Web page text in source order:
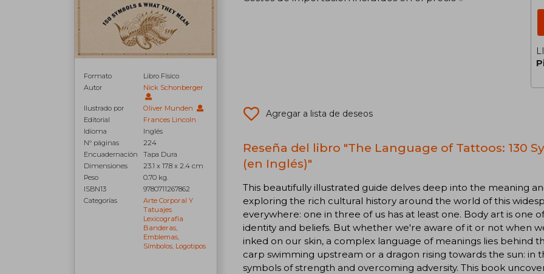
Formato
Libro Físico
Autor
Nick Schonberger
Ilustrado por
Oliver Munden
Editorial
Frances Lincoln
Idioma
Inglés
N° páginas
224
Encuadernación
Tapa Dura
Dimensiones
23.1 x 17.8 x 2.4 cm
Peso
0.70 kg.
ISBN13
9780711267862
Categorías
Arte Corporal Y
Tatuajes
Lexicografía
Banderas,
Emblemas,
Símbolos, Logotipos
Agregar a lista de deseos
Reseña del libro "The Language of Tattoos: 130
(en Inglés)"
This beautifully illustrated guide delves deep into the meaning
exploring the rich cultural history around the world of this
everywhere: one in three of us has at least one. Body art is one
identity and beliefs. But whether we're aware of it or not when
inked on our skin, a complex language of meanings lies behind
carp swimming upstream or a dragon rising towards the sun: in
symbols of strength and overcoming adversity. This book